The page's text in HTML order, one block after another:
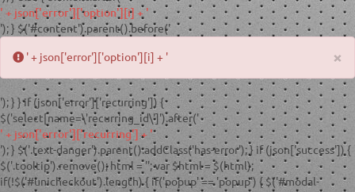
' + json['error']['option'][i] + '
'); } $('#content').parent().before('
' + json['error']['option'][i] + ' ×
'); } } if (json['error']['recurring']) {
$('select[name=\'recurring_id\']').after('
' + json['error']['recurring'] + '
'); } $('.text-danger').parent().addClass('has-error'); } if (json['success']) {
$('.tooltip').remove(); html = ''; var $html = $(html);
if(!$('#unicheckout').length) { if('popup' == 'popup') { $('#modal-